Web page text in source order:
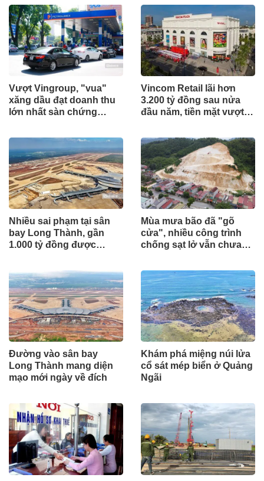
Vượt Vingroup, "vua"
xăng dầu đạt doanh thu
lớn nhất sàn chứng
Vincom Retail lãi hơn
3.200 tỷ đồng sau nửa
đầu năm, tiền mặt vượt
Nhiều sai phạm tại sân
bay Long Thành, gần
1.000 tỷ đồng được
Mùa mưa bão đã "gõ
cửa", nhiều công trình
chống sạt lở vẫn chưa
Đường vào sân bay
Long Thành mang diện
mạo mới ngày về đích
Khám phá miệng núi lửa
cổ sát mép biển ở Quảng
Ngãi